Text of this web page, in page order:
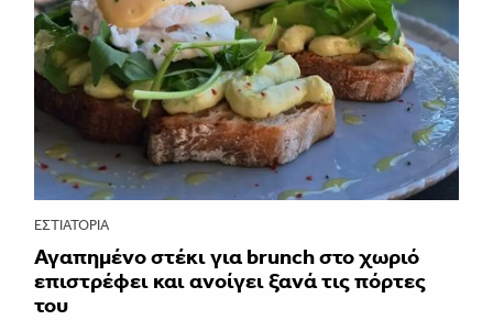
ΕΣΤΙΑΤΌΡΙΑ
Αγαπημένο στέκι για brunch στο χωριό
επιστρέφει και ανοίγει ξανά τις πόρτες
του